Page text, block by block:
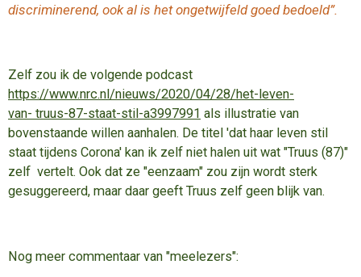
discriminerend, ook al is het ongetwijfeld goed bedoeld”.
Zelf zou ik de volgende podcast
https://www.nrc.nl/nieuws/2020/04/28/het-leven-
van- truus-87-staat-stil-a3997991 als illustratie van
bovenstaande willen aanhalen. De titel 'dat haar leven stil
staat tijdens Corona' kan ik zelf niet halen uit wat "Truus (87)"
zelf vertelt. Ook dat ze "eenzaam" zou zijn wordt sterk
gesuggereerd, maar daar geeft Truus zelf geen blijk van.
Nog meer commentaar van "meelezers":